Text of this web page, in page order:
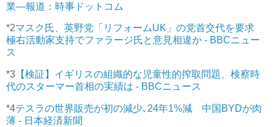
業―報道：時事ドットコム
*2マスク氏、英野党「リフォームUK」の党首交代を要求
極右活動家支持でファラージ氏と意見相違か - BBCニュー
ス
*3 【検証】イギリスの組織的な児童性的搾取問題、検察時
代のスターマー首相の実績は - BBCニュース
*4テスラの世界販売が初の減少､24年1%減 中国BYDが肉
薄 - 日本経済新聞